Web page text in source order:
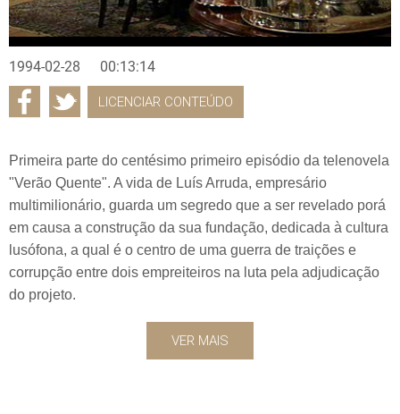
1994-02-28 00:13:14
LICENCIAR CONTEÚDO
Primeira parte do centésimo primeiro episódio da telenovela
"Verão Quente". A vida de Luís Arruda, empresário
multimilionário, guarda um segredo que a ser revelado porá
em causa a construção da sua fundação, dedicada à cultura
lusófona, a qual é o centro de uma guerra de traições e
corrupção entre dois empreiteiros na luta pela adjudicação
do projeto.
VER MAIS